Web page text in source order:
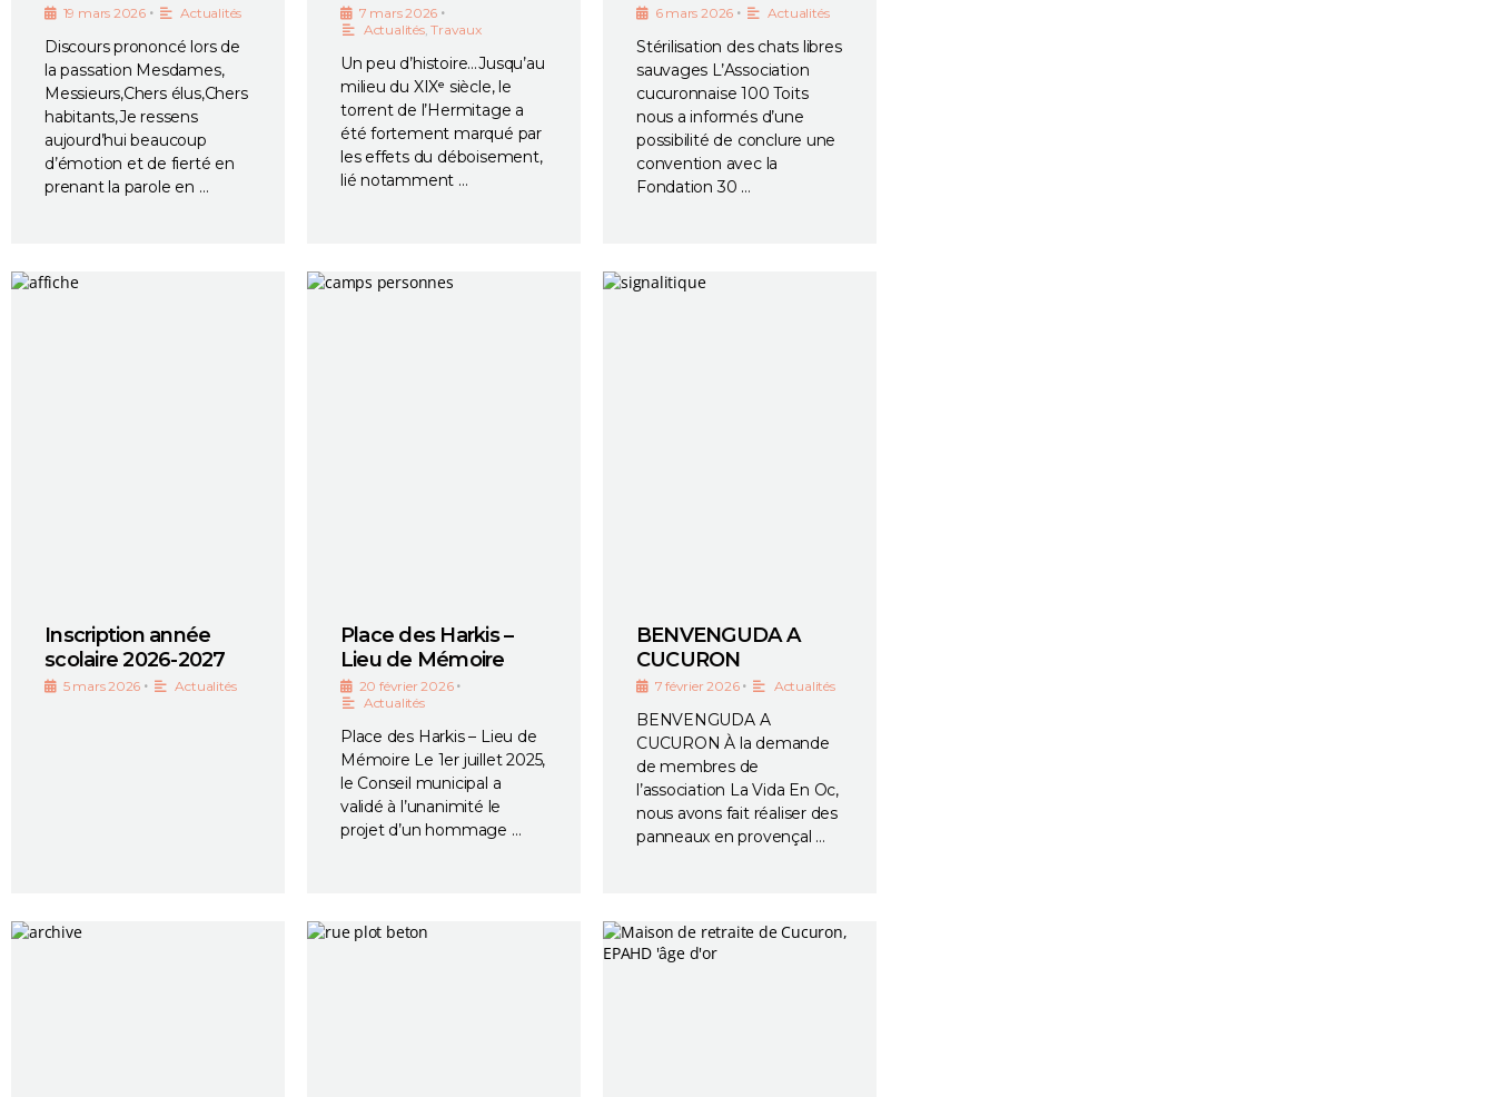
19 mars 2026 • Actualités
Discours prononcé lors de
la passation Mesdames,
Messieurs,Chers élus,Chers
habitants,Je ressens
aujourd’hui beaucoup
d’émotion et de fierté en
prenant la parole en …
7 mars 2026 •
Actualités,Travaux
Un peu d’histoire…Jusqu’au
milieu du XIXᵉ siècle, le
torrent de l’Hermitage a
été fortement marqué par
les effets du déboisement,
lié notamment …
6 mars 2026 • Actualités
Stérilisation des chats libres
sauvages L’Association
cucuronnaise 100 Toits
nous a informés d’une
possibilité de conclure une
convention avec la
Fondation 30 …
Inscription année
scolaire 2026-2027
5 mars 2026 • Actualités
Place des Harkis –
Lieu de Mémoire
20 février 2026 •
Actualités
Place des Harkis – Lieu de
Mémoire Le 1er juillet 2025,
le Conseil municipal a
validé à l’unanimité le
projet d’un hommage …
BENVENGUDA A
CUCURON
7 février 2026 • Actualités
BENVENGUDA A
CUCURON À la demande
de membres de
l’association La Vida En Oc,
nous avons fait réaliser des
panneaux en provençal …